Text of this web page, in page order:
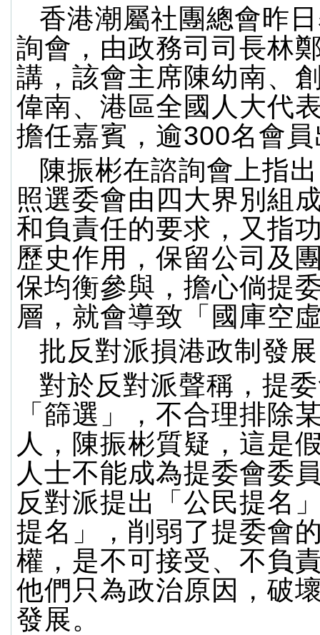
香港潮屬社團總會昨
詢會，由政務司司長林
講，該會主席陳幼南、
偉南、港區全國人大代
擔任嘉賓，逾300名會
陳振彬在諮詢會上指
照選委會由四大界別組
和負責任的要求，又指
歷史作用，保留公司及
保均衡參與，擔心倘提
層，就會導致「國庫空
批反對派損港政制發展
對於反對派聲稱，提
「篩選」，不合理排除
人，陳振彬質疑，這是
人士不能成為提委會委
反對派提出「公民提名
提名」，削弱了提委會
權，是不可接受、不負
他們只為政治原因，破
發展。